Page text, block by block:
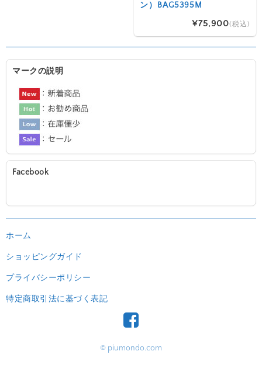
ン）BAG5395M
¥75,900(税込)
マークの説明
Facebook
ホーム
ショッピングガイド
プライバシーポリシー
特定商取引法に基づく表記
© piumondo.com